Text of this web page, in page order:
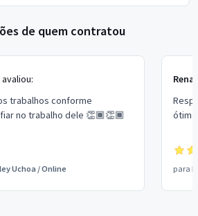
de quem contratou
avaliou:
trabalhos conforme
no trabalho dele 👏🏾👏🏾
Uchoa /Online para